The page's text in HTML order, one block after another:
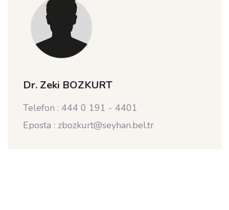
Dr. Zeki BOZKURT
Telefon : 444 0 191 - 4401
Eposta : zbozkurt@seyhan.bel.tr